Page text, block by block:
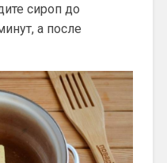
сироп до
а после